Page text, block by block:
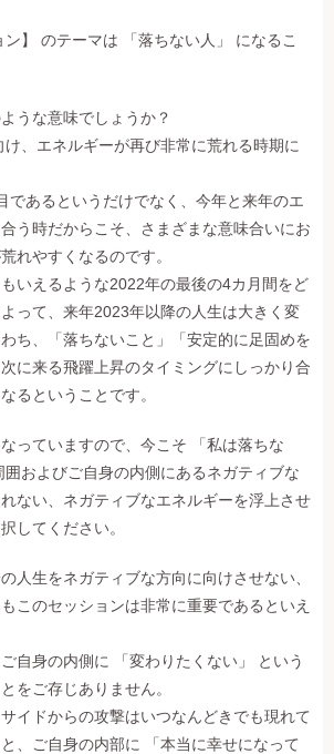
】 のテーマは 「落ちない人」 になるこ
うな意味でしょうか？
、エネルギーが再び非常に荒れる時期に
であるというだけでなく、今年と来年のエ
う時だからこそ、さまざまな意味合いにお
れやすくなるのです。
いえるような2022年の最後の4カ月間をど
って、来年2023年以降の人生は大きく変
ち、「落ちないこと」「安定的に足固めを
に来る飛躍上昇のタイミングにしっかり合
るということです。
っていますので、今こそ 「私は落ちな
およびご自身の内側にあるネガティブな
ない、ネガティブなエネルギーを浮上させ
してください。
人生をネガティブな方向に向けさせない、
このセッションは非常に重要であるといえ
自身の内側に 「変わりたくない」 という
をご存じありません。
イドからの攻撃はいつなんどきでも現れて
、ご自身の内部に 「本当に幸せになって